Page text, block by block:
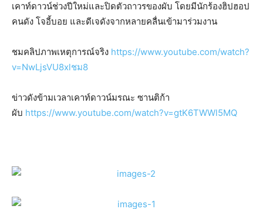
เคาท์ดาวน์ช่วงปีใหม่และปิดตัวถาวรของผับ โดยมีนักร้องฮิปฮอป
คนดัง โจอี้บอย และดีเจดังจากหลายคลื่นเข้ามาร่วมงาน
ชมคลิปภาพเหตุการณ์จริง https://www.youtube.com/watch?
v=NwLjsVU8xlชม8
ข่าวดังข้ามเวลาเคาท์ดาวน์มรณะ ซานติก้า
ผับ https://www.youtube.com/watch?v=gtK6TWWl5MQ